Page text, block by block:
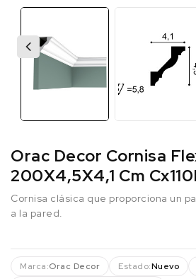
Orac Decor Cornisa
200X4,5X4,1 Cm
Cornisa clásica que proporciona un
a la pared.
Marca:Orac Decor Estado:Nuevo